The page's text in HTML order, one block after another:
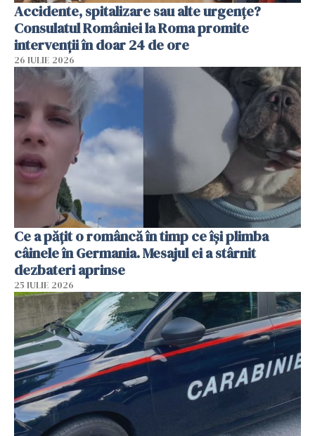
Accidente, spitalizare sau alte urgențe?
Consulatul României la Roma promite
intervenții în doar 24 de ore
26 IULIE 2026
Ce a pățit o româncă în timp ce își plimba
câinele în Germania. Mesajul ei a stârnit
dezbateri aprinse
25 IULIE 2026